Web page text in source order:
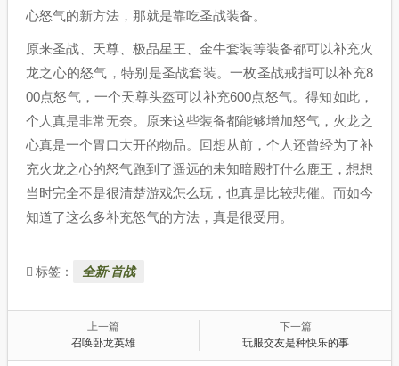
心怒气的新方法，那就是靠吃圣战装备。
原来圣战、天尊、极品星王、金牛套装等装备都可以补充火
龙之心的怒气，特别是圣战套装。一枚圣战戒指可以补充8
00点怒气，一个天尊头盔可以补充600点怒气。得知如此，
个人真是非常无奈。原来这些装备都能够增加怒气，火龙之
心真是一个胃口大开的物品。回想从前，个人还曾经为了补
充火龙之心的怒气跑到了遥远的未知暗殿打什么鹿王，想想
当时完全不是很清楚游戏怎么玩，也真是比较悲催。而如今
知道了这么多补充怒气的方法，真是很受用。
标签： 全新·首战
上一篇
召唤卧龙英雄
下一篇
玩服交友是种快乐的事